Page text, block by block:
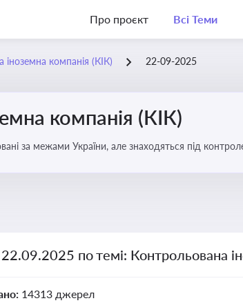
Про проєкт Всі Теми
іноземна компанія (КІК) 22-09-2025
компанія (КІК)
за межами України, але знаходяться під
по темі: Контрольована
14313 джерел